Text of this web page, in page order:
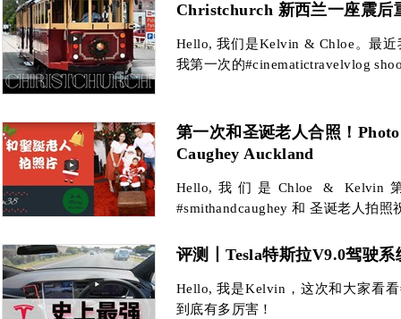
Christchurch 新西兰一座震后
Hello, 我们是Kelvin & Chloe。最
我第一次的#cinematictravelvlog
第一次和圣诞老人合照！
Caughey Auckland
Hello,我们是Chloe &
#smithandcaughey 和 圣诞老人拍照
评测丨Tesla特斯拉V9.0驾驶
Hello, 我是Kelvin，这次和大家看
到底有多厉害！